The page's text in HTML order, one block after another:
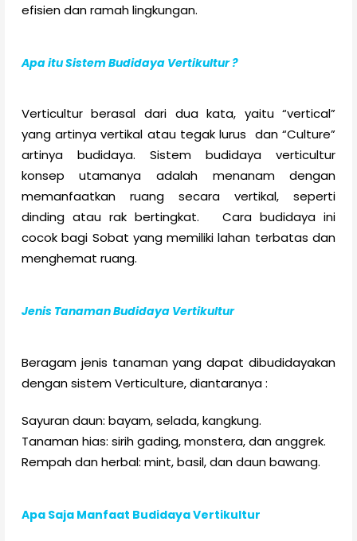
efisien dan ramah lingkungan.
Apa itu Sistem Budidaya Vertikultur ?
Verticultur berasal dari dua kata, yaitu “vertical”
yang artinya vertikal atau tegak lurus dan “Culture”
artinya budidaya. Sistem budidaya verticultur
konsep utamanya adalah menanam dengan
memanfaatkan ruang secara vertikal, seperti
dinding atau rak bertingkat. Cara budidaya ini
cocok bagi Sobat yang memiliki lahan terbatas dan
menghemat ruang.
Jenis Tanaman Budidaya Vertikultur
Beragam jenis tanaman yang dapat dibudidayakan
dengan sistem Verticulture, diantaranya :
Sayuran daun: bayam, selada, kangkung.
Tanaman hias: sirih gading, monstera, dan anggrek.
Rempah dan herbal: mint, basil, dan daun bawang.
Apa Saja Manfaat Budidaya Vertikultur